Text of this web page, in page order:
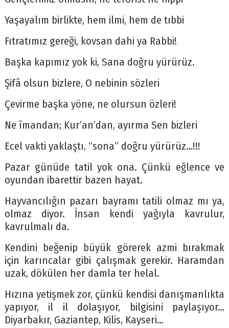
Yaşayalım birlikte, hem ilmi, hem de tıbbi
Fıtratımız gereği, kovsan dahi ya Rabbi!
Başka kapımız yok ki, Sana doğru yürürüz.
Şifâ olsun bizlere, O nebinin sözleri
Çevirme başka yöne, ne olursun özleri!
Ne îmandan; Kur’an’dan, ayırma Sen bizleri
Ecel vakti yaklaştı, “sona” doğru yürürüz…!!!
Pazar günüde tatil yok ona. Çünkü eğlence ve
oyundan ibarettir bazen hayat.
Hayvancılığın pazarı bayramı tatili olmaz mı ya,
olmaz diyor. İnsan kendi yağıyla kavrulur,
kavrulmalı da.
Kendini beğenip büyük görerek azmi bırakmak
için karıncalar gibi çalışmak gerekir. Haramdan
uzak, dökülen her damla ter helal.
Hızına yetişmek zor, çünkü kendisi danışmanlıkta
yapıyor, il il dolaşıyor, bilgisini paylaşıyor…
Diyarbakır, Gaziantep, Kilis, Kayseri…